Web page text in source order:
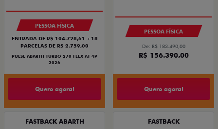
PESSOA FÍSICA
ENTRADA DE R$ 104.728,61 +18
PARCELAS DE R$ 2.759,00
PULSE ABARTH TURBO 270 FLEX AT 4P
2026
Quero agora!
PESSOA FÍSICA
De: R$ 183.490,00
R$ 156.390,00
Quero agora!
FASTBACK ABARTH FASTBACK